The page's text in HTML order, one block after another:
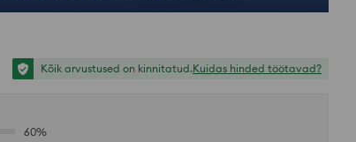
Kõik arvustused on kinnitatud.Kuidas hinded töötavad?
60%